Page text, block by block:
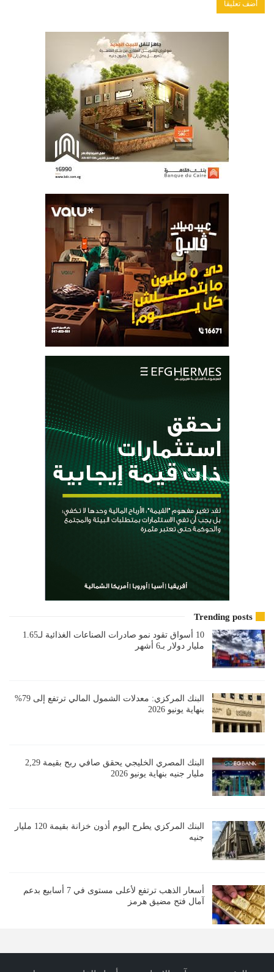
Trending posts
10 أسواق تقود نمو صادرات الصناعات الغذائية لـ1.65
مليار دولار بـ6 أشهر
البنك المركزي: معدلات الشمول المالي ترتفع إلى 79%
بنهاية يونيو 2026
البنك المصري الخليجي يحقق صافي ربح بقيمة 2,29
مليار جنيه بنهاية يونيو 2026
البنك المركزي يطرح اليوم أذون خزانة بقيمة 120 مليار
جنيه
أسعار الذهب ترتفع لأعلى مستوى في 7 أسابيع بدعم
آمال فتح مضيق هرمز